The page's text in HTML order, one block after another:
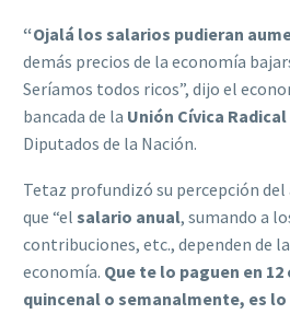
“Ojalá los salarios pudieran
demás precios de la economía
Seríamos todos ricos”, dijo el
bancada de la Unión Cívica Radical
Diputados de la Nación.
Tetaz profundizó su percepción
que “el salario anual, sumando a
contribuciones, etc., dependen de
economía. Que te lo paguen en 12
quincenal o semanalmente, es